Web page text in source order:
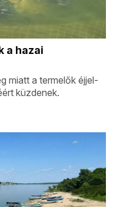
a hazai
miatt a termelők éjjel-
küzdenek.